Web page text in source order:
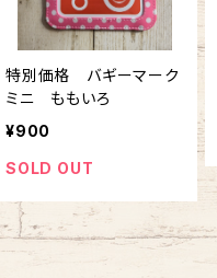
特別価格 バギーマーク
ミニ ももいろ
¥900
SOLD OUT